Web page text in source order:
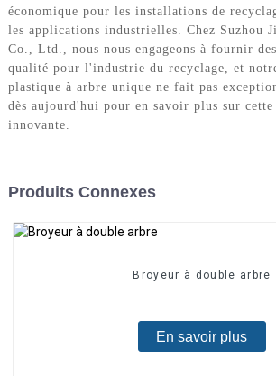
économique pour les installations de
les applications industrielles. Chez Suzhou
Co., Ltd., nous nous engageons à fournir
qualité pour l'industrie du recyclage, et
plastique à arbre unique ne fait pas
dès aujourd'hui pour en savoir plus sur
innovante.
Produits Connexes
Broyeur à double arbre
En savoir plus